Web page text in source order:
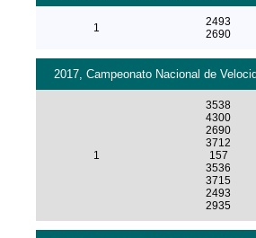
1
2493
2690
2017, Campeonato Nacional de
1
3538
4300
2690
3712
157
3536
3715
2493
2935